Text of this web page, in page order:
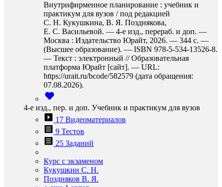
Внутрифирменное планирование : учебник и
практикум для вузов / под редакцией
С. Н. Кукушкина, В. Я. Позднякова,
Е. С. Васильевой. — 4-е изд., перераб. и доп. —
Москва : Издательство Юрайт, 2026. — 344 с. —
(Высшее образование). — ISBN 978-5-534-13526-8.
— Текст : электронный // Образовательная
платформа Юрайт [сайт]. — URL:
https://urait.ru/bcode/582579 (дата обращения:
07.08.2026).
4-е изд., пер. и доп. Учебник и практикум для вузов
17 Видеоматериалов
9 Тестов
25 Заданий
Курс с экзаменом
Кукушкин С. Н.
Поздняков В. Я.